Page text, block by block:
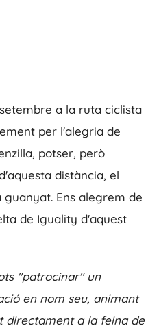
a la ruta ciclista
per l'alegria de
potser, però
distància, el
Ens alegrem de
de Iguality d'aquest
"patrocinar" un
en nom seu, animant
directament a la feina de